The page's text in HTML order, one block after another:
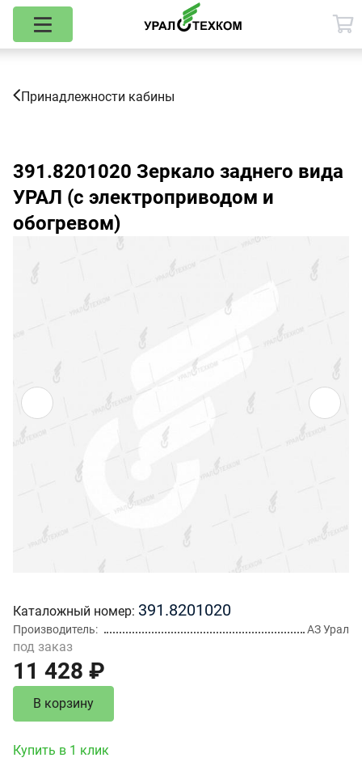
Принадлежности кабины
391.8201020 Зеркало заднего вида
УРАЛ (с электроприводом и
обогревом)
Каталожный номер 391.8201020
Производитель АЗ Урал
под заказ
11 428 ₽
В корзину
Купить в 1 клик